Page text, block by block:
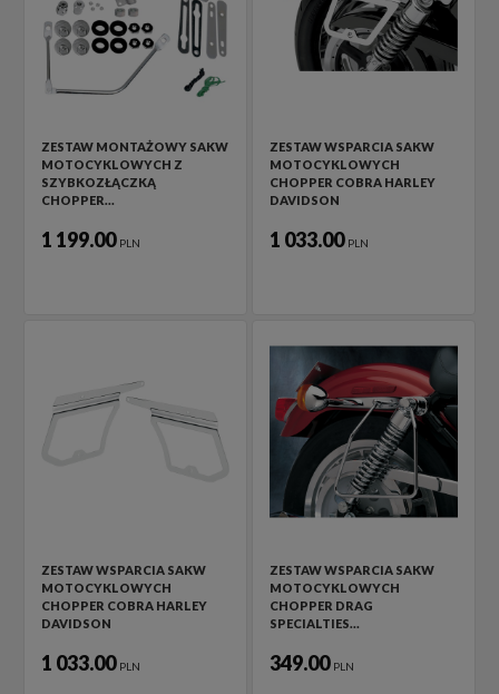
ZESTAW MONTAŻOWY SAKW
MOTOCYKLOWYCH Z
SZYBKOZŁĄCZKĄ
CHOPPER…
1 199.00 PLN
ZESTAW WSPARCIA SAKW
MOTOCYKLOWYCH
CHOPPER COBRA HARLEY
DAVIDSON
1 033.00 PLN
ZESTAW WSPARCIA SAKW
MOTOCYKLOWYCH
CHOPPER COBRA HARLEY
DAVIDSON
1 033.00 PLN
ZESTAW WSPARCIA SAKW
MOTOCYKLOWYCH
CHOPPER DRAG
SPECIALTIES…
349.00 PLN